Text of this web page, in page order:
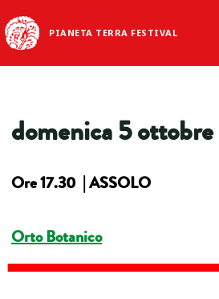
PIANETA TERRA FESTIVAL
domenica 5
Ore 17.30 | ASSOLO
Orto Botanico